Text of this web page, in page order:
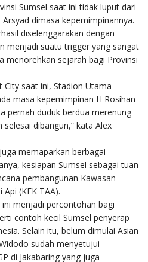
Sumsel saat ini tidak luput dari
dimasa kepemimpinannya.
diselenggarakan dengan
menjadi suatu trigger yang sangat
menorehkan sejarah bagi Provinsi
City saat ini, Stadion Utama
masa kepemimpinan H Rosihan
pernah duduk berdua merenung
dibangun,” kata Alex
memaparkan berbagai
kesiapan Sumsel sebagai tuan
pembangunan Kawasan
(KEK TAA).
menjadi percontohan bagi
contoh kecil Sumsel penyerap
Selain itu, belum dimulai Asian
sudah menyetujui
di Jakabaring yang juga